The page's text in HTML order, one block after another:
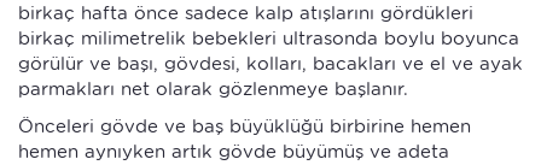
birkaç hafta önce sadece kalp atışlarını gördükleri
birkaç milimetrelik bebekleri ultrasonda boylu boyunca
görülür ve başı, gövdesi, kolları, bacakları ve el ve ayak
parmakları net olarak gözlenmeye başlanır.
Önceleri gövde ve baş büyüklüğü birbirine hemen
hemen aynıyken artık gövde büyümüş ve adeta